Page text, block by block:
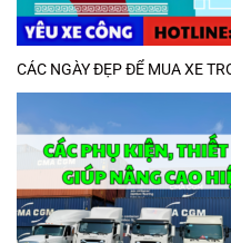
CÁC NGÀY ĐẸP ĐỂ MUA XE